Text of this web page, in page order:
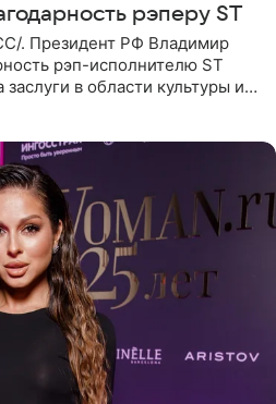
рэперу ST
. Президент РФ Владимир
рэп-исполнителю ST
в области культуры и